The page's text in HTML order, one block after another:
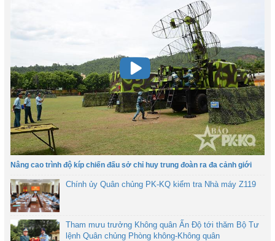
Nâng cao trình độ kíp chiến đấu sở chỉ huy trung đoàn ra đa cảnh giới
Chính ủy Quân chủng PK-KQ kiểm tra Nhà máy Z119
Tham mưu trưởng Không quân Ấn Độ tới thăm Bộ Tư
lệnh Quân chủng Phòng không-Không quân